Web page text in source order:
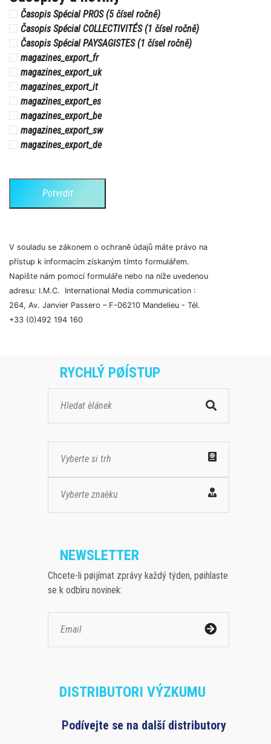
Časopis Spécial PROS (5 čísel ročně)
Časopis Spécial COLLECTIVITÉS (1 čísel ročně)
Časopis Spécial PAYSAGISTES (1 čísel ročně)
magazines_export_fr
magazines_export_uk
magazines_export_it
magazines_export_es
magazines_export_be
magazines_export_sw
magazines_export_de
Potvrdit
V souladu se zákonem o ochraně údajů máte právo na
přístup k informacím získaným tímto formulářem.
Napište nám pomocí formuláře nebo na níže uvedenou
adresu: I.M.C. International Media communication :
264, Av. Janvier Passero – F-06210 Mandelieu - Tél.
+33 (0)492 194 160
RYCHLÝ PØÍSTUP
Vyberte si trh
Vyberte znaèku
NEWSLETTER
Chcete-li pøijímat zprávy každý týden, pøihlaste
se k odbìru novinek:
DISTRIBUTORI VÝZKUMU
Podívejte se na další distributory